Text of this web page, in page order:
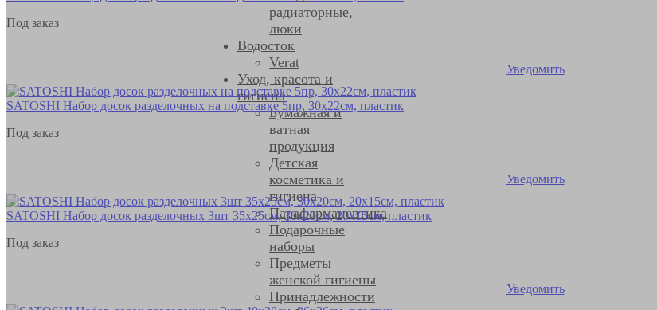
радиаторные,
люки
Водосток
Verat
Уход, красота и
гигиена
Бумажная и
ватная
продукция
Детская
косметика и
гигиена
Парафармацевтика
Подарочные
наборы
Предметы
женской гигиены
Принадлежности
Под заказ
Уведомить
SATOSHI Набор досок разделочных на подставке 5пр, 30х22см, пластик
Под заказ
Уведомить
SATOSHI Набор досок разделочных 3шт 35х25см, 30х20см, 20х15см, пластик
Под заказ
Уведомить